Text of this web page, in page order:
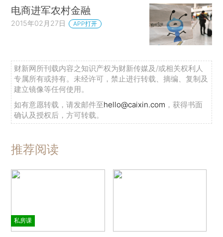
电商进军农村金融
2015年02月27日 APP打开
财新网所刊载内容之知识产权为财新传媒及/或相关权利人
专属所有或持有。未经许可，禁止进行转载、摘编、复制及
建立镜像等任何使用。
如有意愿转载，请发邮件至hello@caixin.com ，获得书面
确认及授权后，方可转载。
推荐阅读
私房课